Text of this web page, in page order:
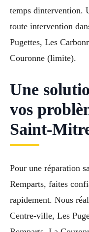
temps dintervention.
toute intervention
Pugettes, Les
Couronne (limite).
Une
vos
Saint-
Pour une réparation
Remparts, faites
rapidement. Nous
Centre-ville, Les